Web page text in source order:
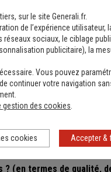
ensuite nettoyées et
En cas de
d'assurer leur qualité ?
vérification pour
nettoyage et
en parfait état.
marquées avec
est équipée d'un QR code,
renforce la
(en termes de qualité,
sur le site Generali.fr.
de l’expérience utilisateur,
réseaux sociaux, le ciblage
publicitaire), la
Vous pouvez
continuer votre navigation
gestion des cookies.
Accepter &
cookies